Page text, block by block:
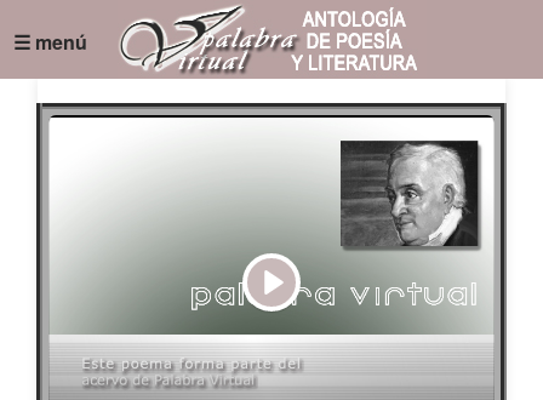
☰ menú
Play